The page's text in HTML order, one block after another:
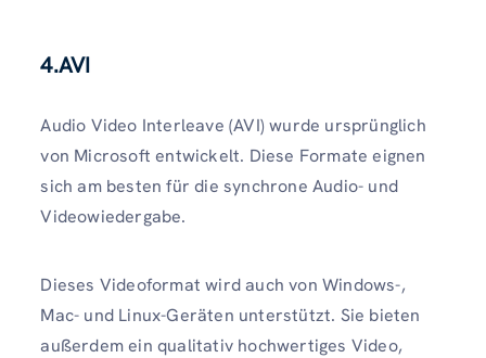
4.AVI
Audio Video Interleave (AVI) wurde ursprünglich
von Microsoft entwickelt. Diese Formate eignen
sich am besten für die synchrone Audio- und
Videowiedergabe.
Dieses Videoformat wird auch von Windows-,
Mac- und Linux-Geräten unterstützt. Sie bieten
außerdem ein qualitativ hochwertiges Video,